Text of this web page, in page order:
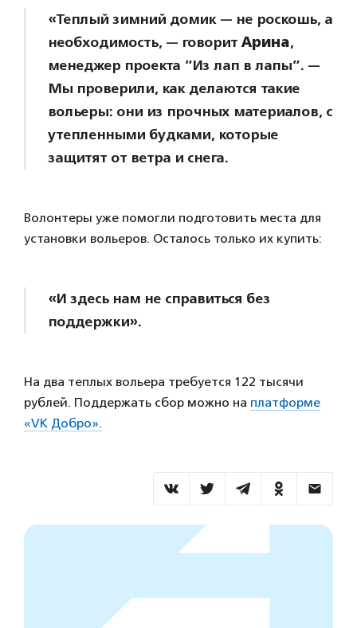
«Теплый зимний домик — не роскошь, а
необходимость, — говорит Арина,
менеджер проекта ”Из лап в лапы”. —
Мы проверили, как делаются такие
вольеры: они из прочных материалов, с
утепленными будками, которые
защитят от ветра и снега.
Волонтеры уже помогли подготовить места для
установки вольеров. Осталось только их купить:
«И здесь нам не справиться без
поддержки».
На два теплых вольера требуется 122 тысячи
рублей. Поддержать сбор можно на платформе
«VK Добро».